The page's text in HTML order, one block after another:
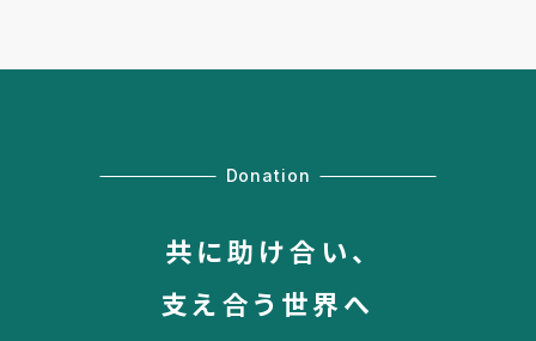
Donation
共に助け合い、
支え合う世界へ